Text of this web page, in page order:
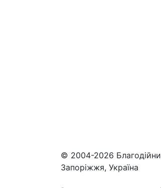
© 2004-2026
Запоріжжя, Україна